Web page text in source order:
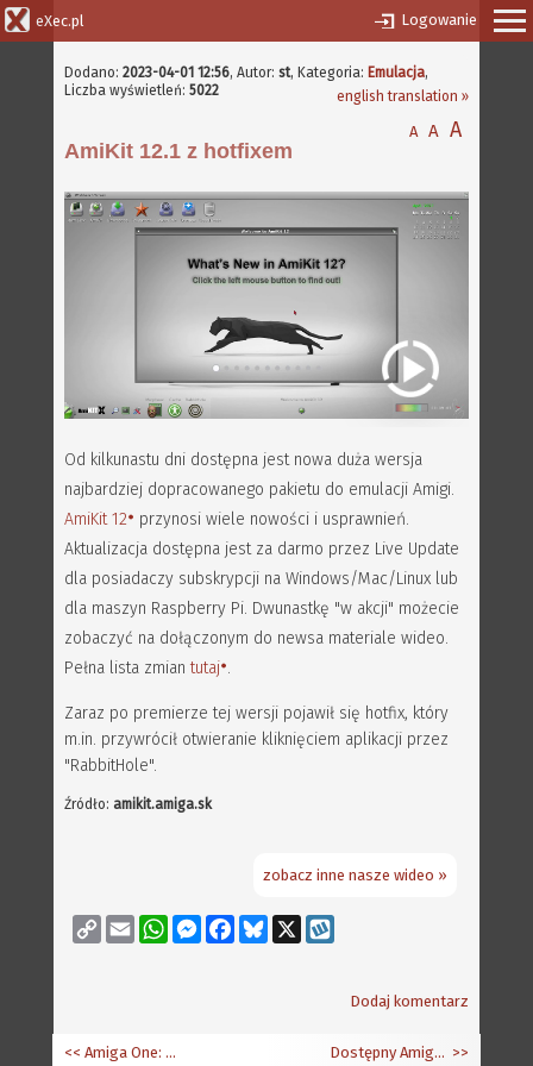
eXec.pl Logowanie
Dodano: 2023-04-01 12:56, Autor: st, Kategoria: Emulacja,
Liczba wyświetleń: 5022 english translation »
A A A
AmiKit 12.1 z hotfixem
Od kilkunastu dni dostępna jest nowa duża wersja
najbardziej dopracowanego pakietu do emulacji Amigi.
AmiKit 12
przynosi wiele nowości i usprawnień.
Aktualizacja dostępna jest za darmo przez Live Update
dla posiadaczy subskrypcji na Windows/Mac/Linux lub
dla maszyn Raspberry Pi. Dwunastkę "w akcji" możecie
zobaczyć na dołączonym do newsa materiale wideo.
Pełna lista zmiantutaj .
Zaraz po premierze tej wersji pojawił się hotfix, który
m.in. przywrócił otwieranie kliknięciem aplikacji przez
"RabbitHole".
Źródło: amikit.amiga.sk
zobacz inne nasze wideo »
Copy
Link
Email WhatsAppMessenger
FacebookBluesky
Dodaj komentarz
Dostępny Amiga Future 137 i pełne wersje gier >>
<< Amiga One: ES Core Release 2, RadeonRX 2.12, publiczny Doom 3 i inne tematy